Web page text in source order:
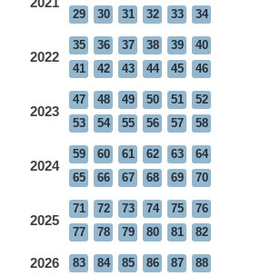
29
30 31 32 33 34
2022
35 36 37 38 39
40
41
42 43 44 45 46
2023
47 48 49 50 51
52
53
54 55 56 57 58
2024
59 60 61 62 63
64
65
66 67 68 69 70
2025
71 72 73 74 75
76
77
78 79 80 81 82
2026 83 84 85 86 87 88